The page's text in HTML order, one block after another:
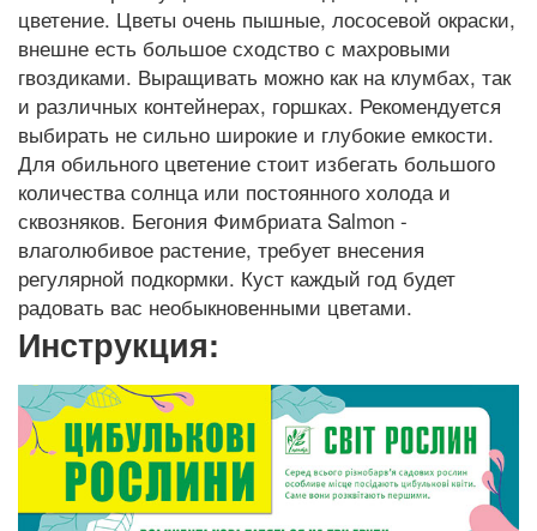
цветение. Цветы очень пышные, лососевой окраски,
внешне есть большое сходство с махровыми
гвоздиками. Выращивать можно как на клумбах, так
и различных контейнерах, горшках. Рекомендуется
выбирать не сильно широкие и глубокие емкости.
Для обильного цветение стоит избегать большого
количества солнца или постоянного холода и
сквозняков. Бегония Фимбриата Salmon -
влаголюбивое растение, требует внесения
регулярной подкормки. Куст каждый год будет
радовать вас необыкновенными цветами.
Инструкция: